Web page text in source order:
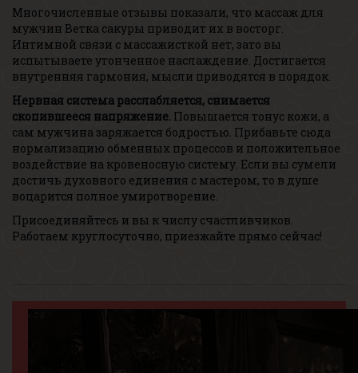
Многочисленные отзывы показали, что массаж для
мужчин Ветка сакуры приводит их в восторг.
Интимной связи с массажисткой нет, зато вы
испытываете утонченное наслаждение. Достигается
внутренняя гармония, мысли приводятся в порядок.
Нервная система расслабляется, снимается
скопившееся напряжение. Повышается тонус кожи, а
сам мужчина заряжается бодростью. Прибавьте сюда
нормализацию обменных процессов и положительное
воздействие на кровеносную систему. Если вы сумели
достичь духовного единения с мастером, то в душе
воцарится полное умиротворение.
Присоединяйтесь и вы к числу счастливчиков.
Работаем круглосуточно, приезжайте прямо сейчас!